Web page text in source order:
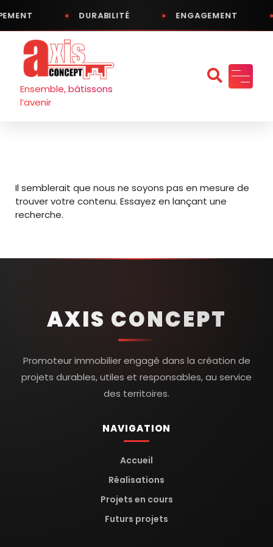
DURABILITÉ ENGAGEMENT
contenu
Ensemble, bâtissons
l’avenir
Il semblerait que nous ne soyons pas en mesure de
trouver votre contenu. Essayez en lançant une
recherche.
AXIS CONCEPT
Promoteur immobilier engagé dans la création de
projets durables, utiles et responsables, au service
des territoires.
NAVIGATION
Accueil
Réalisations
Projets en cours
Futurs projets